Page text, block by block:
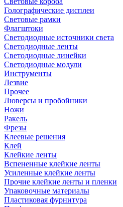
Голографические дисплеи
Световые рамки
Флагштоки
Светодиодные источники света
Светодиодные ленты
Светодиодные линейки
Светодиодные модули
Инструменты
Лезвие
Прочее
Люверсы и пробойники
Ножи
Ракель
Фрезы
Клеевые решения
Клей
Клейкие ленты
Вспененные клейкие ленты
Усиленные клейкие ленты
Прочие клейкие ленты и пленки
Упаковочные материалы
Пластиковая фурнитура